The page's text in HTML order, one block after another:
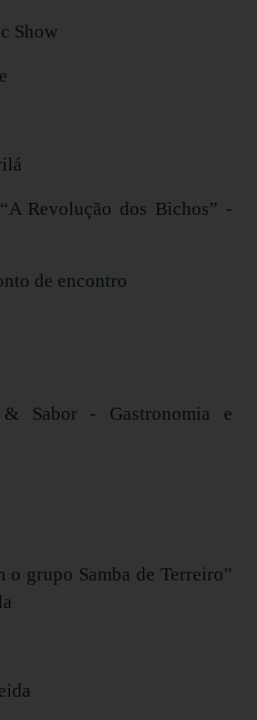
Show
Revolução dos Bichos” -
de encontro
Sabor - Gastronomia e
o grupo Samba de Terreiro”